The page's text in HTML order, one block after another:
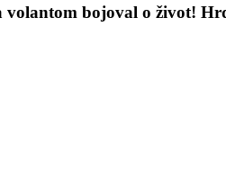
volantom bojoval o život!